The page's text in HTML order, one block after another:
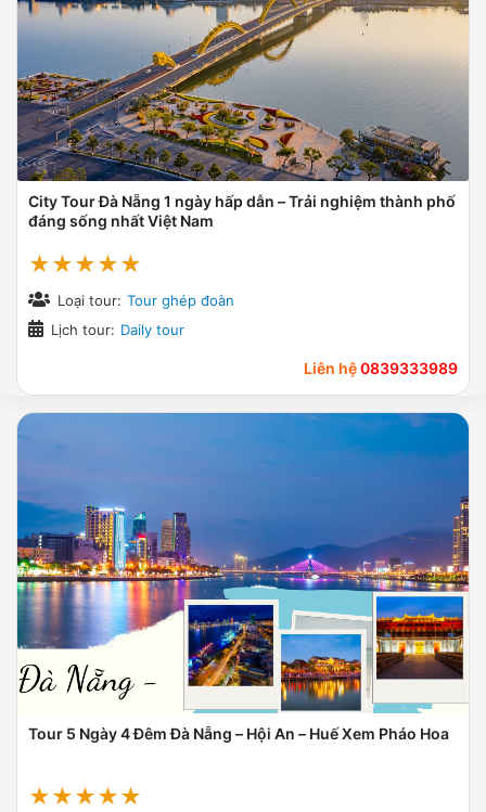
City Tour Đà Nẵng 1 ngày hấp dẫn – Trải nghiệm thành phố
đáng sống nhất Việt Nam
★★★★★
Loại tour: Tour ghép đoàn
Lịch tour: Daily tour
Liên hệ0839333989
Tour 5 Ngày 4 Đêm Đà Nẵng – Hội An – Huế Xem Pháo Hoa
★★★★★